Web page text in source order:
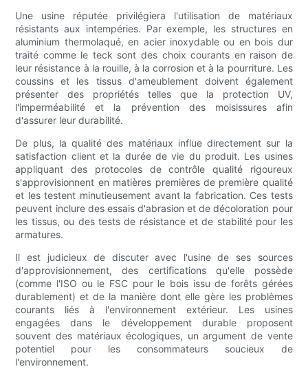
Une usine réputée privilégiera l'utilisation de matériaux
résistants aux intempéries. Par exemple, les structures en
aluminium thermolaqué, en acier inoxydable ou en bois dur
traité comme le teck sont des choix courants en raison de
leur résistance à la rouille, à la corrosion et à la pourriture. Les
coussins et les tissus d'ameublement doivent également
présenter des propriétés telles que la protection UV,
l'imperméabilité et la prévention des moisissures afin
d'assurer leur durabilité.
De plus, la qualité des matériaux influe directement sur la
satisfaction client et la durée de vie du produit. Les usines
appliquant des protocoles de contrôle qualité rigoureux
s'approvisionnent en matières premières de première qualité
et les testent minutieusement avant la fabrication. Ces tests
peuvent inclure des essais d'abrasion et de décoloration pour
les tissus, ou des tests de résistance et de stabilité pour les
armatures.
Il est judicieux de discuter avec l'usine de ses sources
d'approvisionnement, des certifications qu'elle possède
(comme l'ISO ou le FSC pour le bois issu de forêts gérées
durablement) et de la manière dont elle gère les problèmes
courants liés à l'environnement extérieur. Les usines
engagées dans le développement durable proposent
souvent des matériaux écologiques, un argument de vente
potentiel pour les consommateurs soucieux de
l'environnement.